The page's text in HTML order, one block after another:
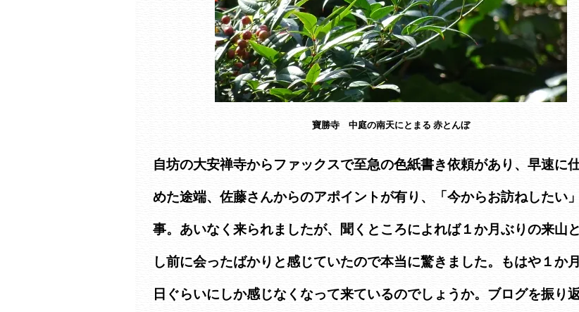
寶勝寺 中庭の南天にとまる 赤とんぼ
自坊の大安禅寺からファックスで至急の色紙書き依頼があり、早速に
めた途端、佐藤さんからのアポイントが有り、「今からお訪ねしたい
事。あいなく来られましたが、聞くところによれば１か月ぶりの来山
し前に会ったばかりと感じていたので本当に驚きました。もはや１か
日ぐらいにしか感じなくなって来ているのでしょうか。ブログを振り